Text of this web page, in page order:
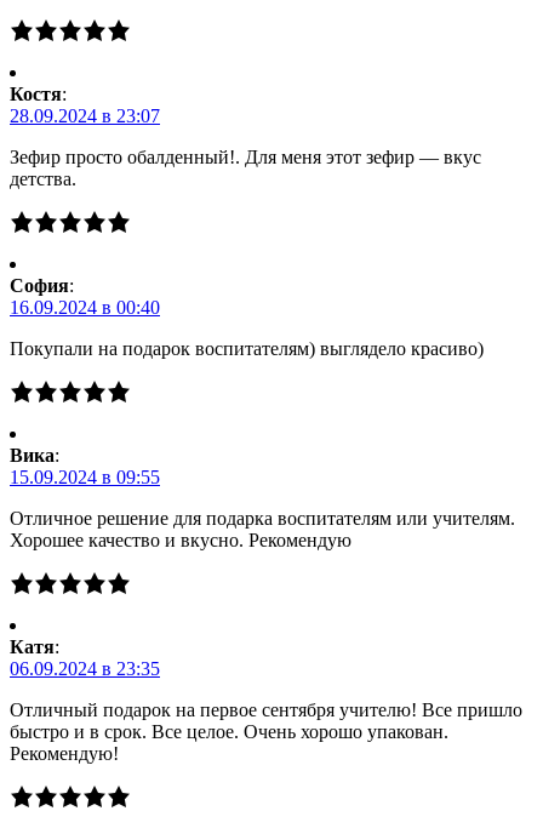
Костя:
28.09.2024 в 23:07
Зефир просто обалденный!. Для меня этот зефир — вкус
детства.
Cофия:
16.09.2024 в 00:40
Покупали на подарок воспитателям) выглядело красиво)
Вика:
15.09.2024 в 09:55
Отличное решение для подарка воспитателям или учителям.
Хорошее качество и вкусно. Рекомендую
Катя:
06.09.2024 в 23:35
Отличный подарок на первое сентября учителю! Все пришло
быстро и в срок. Все целое. Очень хорошо упакован.
Рекомендую!